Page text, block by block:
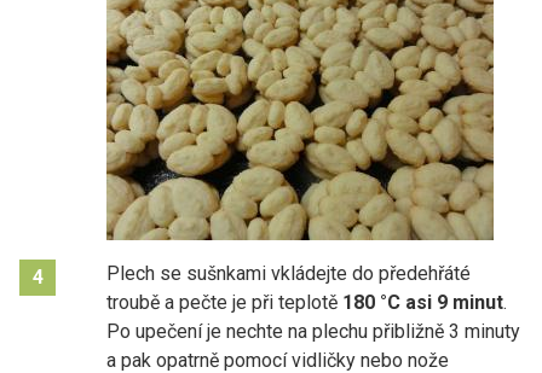
4
Plech se sušnkami vkládejte do předehřáté
troubě a pečte je při teplotě 180 °C asi 9 minut.
Po upečení je nechte na plechu přibližně 3 minuty
a pak opatrně pomocí vidličky nebo nože